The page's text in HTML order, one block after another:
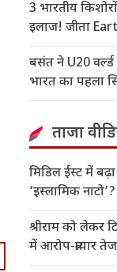
3 भारतीय
इलाज! जीता
बसंत ने U20
भारत का पहला
ताजा
मिडिल ईस्ट में
‘इस्लामिक नाटो’?
श्रीराम को लेकर
में आरोप-प्रत्यार तेज